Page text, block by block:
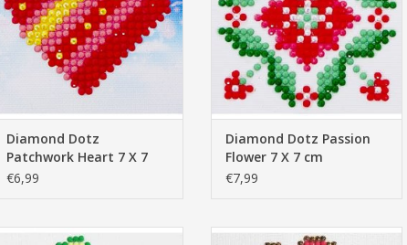
Diamond Dotz
Patchwork Heart 7 X 7
cm
€6,99
Diamond Dotz Passion
Flower 7 X 7 cm
€7,99
Diamond dotz Four Leave Clover
Diamond Dotz Flower Power